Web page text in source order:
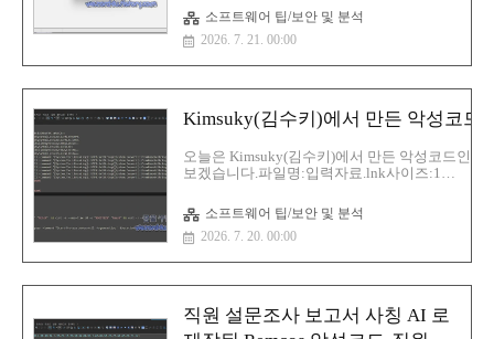
취약점을 수정하기 위해 업데이트 되었습니
다.룬분(Lunbun) 연구원 랜던 펭(Landon
Peng)이 공개한 이 취약점은 7-Zip이 XZ로
Initiative) 의 권고에 따르면 특수하게 조작된
XZ 데이터는 힙 기반 버퍼 오버플로를 유발
하여 공격자가 사용자 권한으로 임의 코드를
로데이 이니셔티브(Zero Day Initiative) 의 권
고에 따르면 특수하게 조작된 XZ 데이터는
사용자 권한으로 임의 ..
소프트웨어 팁/보안 및 분석
2026. 7. 21. 00:00
Kimsuky(김수키)에서 만든 악성코드
오늘은 Kimsuky(김수키)에서 만든 악성코드인
보겠습니다.파일명:입력자료.lnk사이즈:1
악성코드 분석1.PowerShell 코드 실행$Savepath
보이는 데이터를 LNK 파일 뒤쪽에 붙여..
소프트웨어 팁/보안 및 분석
2026. 7. 20. 00:00
직원 설문조사 보고서 사칭 AI 로